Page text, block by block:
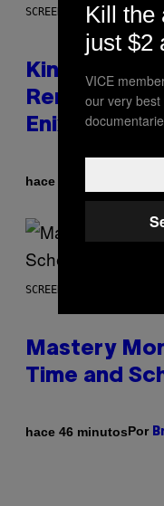
SCREENSHOT: SQUARE
Kingdom
Remains a
Enix
hace 4 minutos
SCREENSHOT: EPIC GAMES
Mastery
Time and
hace 46 minutosPor
Kill the
just $2
VICE
our very